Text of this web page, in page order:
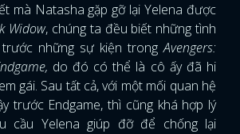
mà Natasha gặp gỡ lại Yelena được
Widow, chúng ta đều biết những tình
những sự kiện trongAvengers:
do đó có thể là cô ấy đã hi
gái. Sau tất cả, với một mối quan hệ
trước Endgame, thì cũng khá hợp lý
cầu Yelena giúp đỡ để chống lại